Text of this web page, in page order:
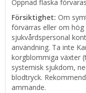
Öppnad flaska
Försiktighet: Om
förvärras eller om hög
sjukvårdspersonal
användning. Ta inte
korgblommiga växter
systemisk sjukdom,
blodtryck.
ammande.